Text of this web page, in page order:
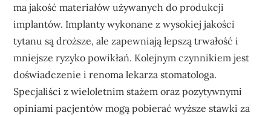
ma jakość materiałów używanych do produkcji
implantów. Implanty wykonane z wysokiej jakości
tytanu są droższe, ale zapewniają lepszą trwałość i
mniejsze ryzyko powikłań. Kolejnym czynnikiem jest
doświadczenie i renoma lekarza stomatologa.
Specjaliści z wieloletnim stażem oraz pozytywnymi
opiniami pacjentów mogą pobierać wyższe stawki za